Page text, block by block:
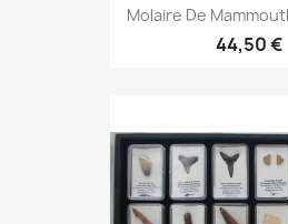
Molaire De
44,50 €